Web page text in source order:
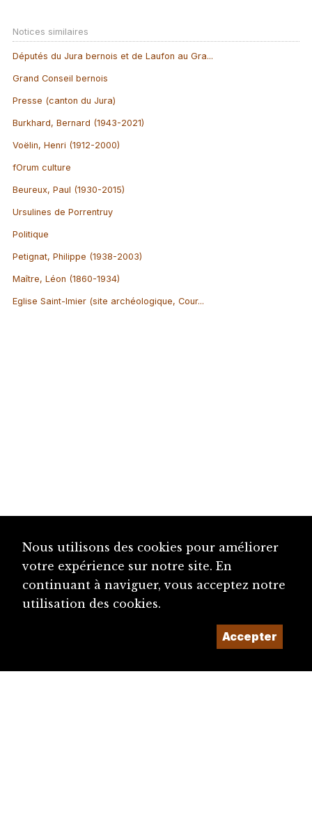
Notices similaires
Députés du Jura bernois et de Laufon au Gra...
Grand Conseil bernois
Presse (canton du Jura)
Burkhard, Bernard (1943-2021)
Voëlin, Henri (1912-2000)
fOrum culture
Beureux, Paul (1930-2015)
Ursulines de Porrentruy
Politique
Petignat, Philippe (1938-2003)
Maître, Léon (1860-1934)
Eglise Saint-Imier (site archéologique, Cour...
Nous utilisons des cookies pour améliorer
votre expérience sur notre site. En
continuant à naviguer, vous acceptez notre
utilisation des cookies.
Accepter